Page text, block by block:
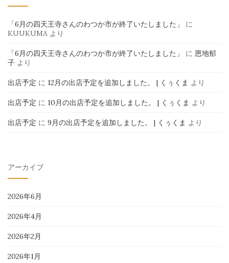
「6月の四天王寺さんのわつか市が終了いたしました」
に
KUUKUMA より
「6月の四天王寺さんのわつか市が終了いたしました」 に 恩地郁
子 より
出店予定 に 12月の出店予定を追加しました。 | くぅくま より
出店予定 に 10月の出店予定を追加しました。 | くぅくま より
出店予定 に 9月の出店予定を追加しました。 | くぅくま より
アーカイブ
2026年6月
2026年4月
2026年2月
2026年1月